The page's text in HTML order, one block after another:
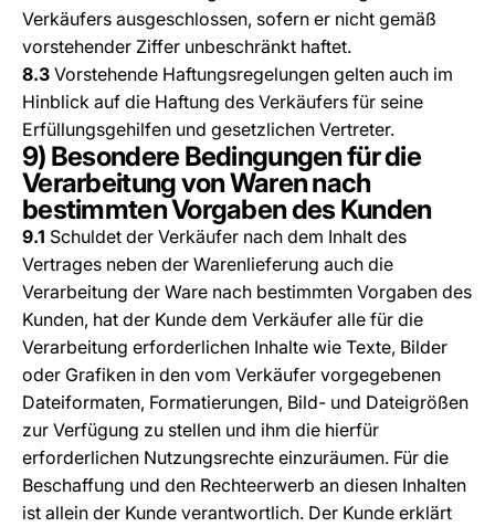
Verkäufers ausgeschlossen, sofern er nicht gemäß
vorstehender Ziffer unbeschränkt haftet.
8.3 Vorstehende Haftungsregelungen gelten auch im
Hinblick auf die Haftung des Verkäufers für seine
Erfüllungsgehilfen und gesetzlichen Vertreter.
9) Besondere Bedingungen für die
Verarbeitung von Waren nach
bestimmten Vorgaben des Kunden
9.1 Schuldet der Verkäufer nach dem Inhalt des
Vertrages neben der Warenlieferung auch die
Verarbeitung der Ware nach bestimmten Vorgaben des
Kunden, hat der Kunde dem Verkäufer alle für die
Verarbeitung erforderlichen Inhalte wie Texte, Bilder
oder Grafiken in den vom Verkäufer vorgegebenen
Dateiformaten, Formatierungen, Bild- und Dateigrößen
zur Verfügung zu stellen und ihm die hierfür
erforderlichen Nutzungsrechte einzuräumen. Für die
Beschaffung und den Rechteerwerb an diesen Inhalten
ist allein der Kunde verantwortlich. Der Kunde erklärt